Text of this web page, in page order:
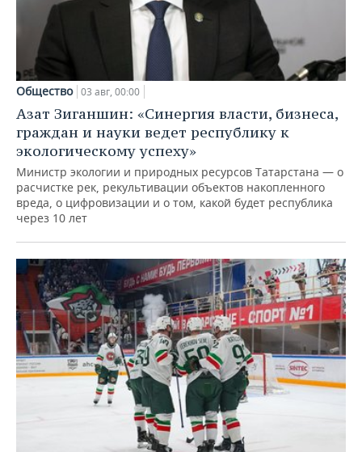
Общество 03 авг, 00:00
Азат Зиганшин: «Синергия власти, бизнеса,
граждан и науки ведет республику к
экологическому успеху»
Министр экологии и природных ресурсов Татарстана — о
расчистке рек, рекультивации объектов накопленного
вреда, о цифровизации и о том, какой будет республика
через 10 лет